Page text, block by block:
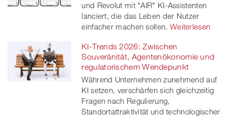
und Revolut mit "AIR" KI-Assistenten
lanciert, die das Leben der Nutzer
einfacher machen sollen. Weiterlesen
KI-Trends 2026: Zwischen
Souveränität, Agentenökonomie und
regulatorischem Wendepunkt
Während Unternehmen zunehmend auf
KI setzen, verschärfen sich gleichzeitig
Fragen nach Regulierung,
Standortattraktivität und technologischer